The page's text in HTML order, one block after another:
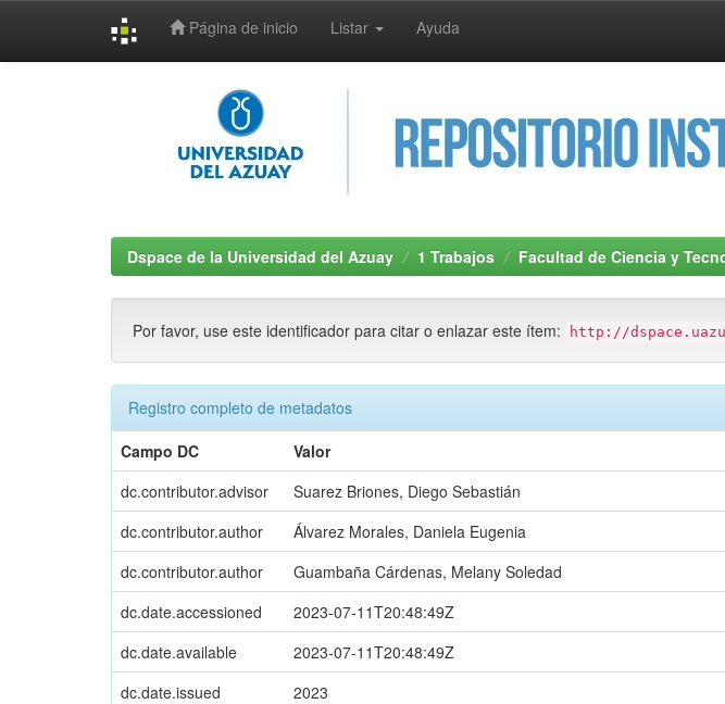
Página de inicio Listar Ayuda
Dspace de la Universidad del Azuay 1 Trabajos Facultad de Ciencia y
Por favor, use este identificador para citar o enlazar este ítem: http://
Registro completo de metadatos
Campo DC
Valor
dc.contributor.advisor
Suarez Briones, Diego Sebastián
dc.contributor.author
Álvarez Morales, Daniela Eugenia
dc.contributor.author
Guambaña Cárdenas, Melany Soledad
dc.date.accessioned
2023-07-11T20:48:49Z
dc.date.available
2023-07-11T20:48:49Z
dc.date.issued
2023